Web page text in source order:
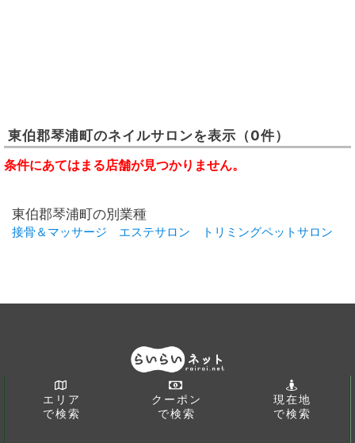
東伯郡琴浦町のネイルサロンを表示 （0件）
条件にあてはまる店舗が見つかりません。
東伯郡琴浦町の別業種
接骨＆マッサージ エステサロン トリミングペットサロン
エリア
で検索
クーポン
で検索
現在地
で検索